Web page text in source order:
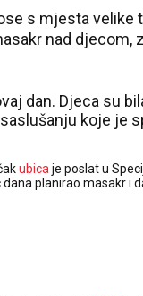
s mjesta velike
nad djecom,
dan. Djeca su
saslušanju koje je
ubica je poslat u
dana planirao masakr i